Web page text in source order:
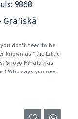
9868
Grafiskā
don't need to be
known as “the Little
Shoyo Hinata has
Who says you need